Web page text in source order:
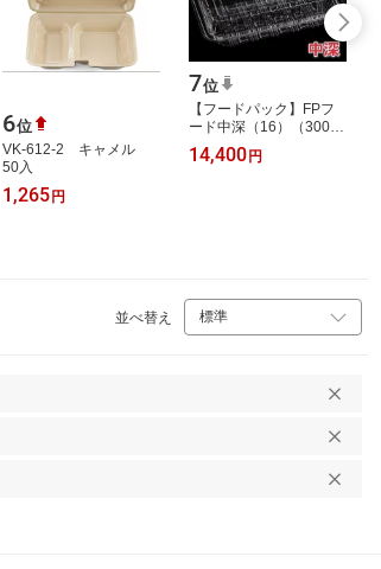
6位
VK-612-2 キャメル
50入
1,265円
7位
【フードパック】FPフ
ード中深（16）（3000
枚入）
14,400円
並べ替え